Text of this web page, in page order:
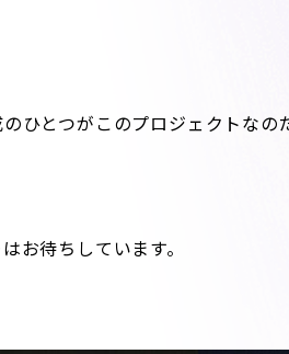
とつがこのプロジェクトなの
お待ちしています。